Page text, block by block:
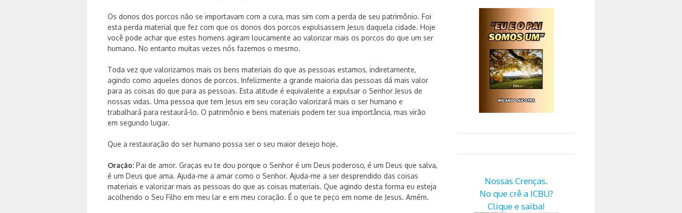
Os donos dos porcos não se importavam com a cura, mas sim com a perda de seu patrimônio. Foi
esta perda material que fez com que os donos dos porcos expulsassem Jesus daquela cidade. Hoje
você pode achar que estes homens agiram loucamente ao valorizar mais os porcos do que um ser
humano. No entanto muitas vezes nós fazemos o mesmo.
Toda vez que valorizamos mais os bens materiais do que as pessoas estamos, indiretamente,
agindo como aqueles donos de porcos. Infelizmente a grande maioria das pessoas dá mais valor
para as coisas do que para as pessoas. Esta atitude é equivalente a expulsar o Senhor Jesus de
nossas vidas. Uma pessoa que tem Jesus em seu coração valorizará mais o ser humano e
trabalhará para restaurá-lo. O patrimônio e bens materiais podem ter sua importância, mas virão
em segundo lugar.
Que a restauração do ser humano possa ser o seu maior desejo hoje.
Oração: Pai de amor. Graças eu te dou porque o Senhor é um Deus poderoso, é um Deus que salva,
é um Deus que ama. Ajuda-me a amar como o Senhor. Ajuda-me a ser desprendido das coisas
materiais e valorizar mais as pessoas do que as coisas materiais. Que agindo desta forma eu esteja
acolhendo o Seu Filho em meu lar e em meu coração. É o que te peço em nome de Jesus. Amém.
Nossas Crenças.
No que crê a ICBU?
Clique e saiba!